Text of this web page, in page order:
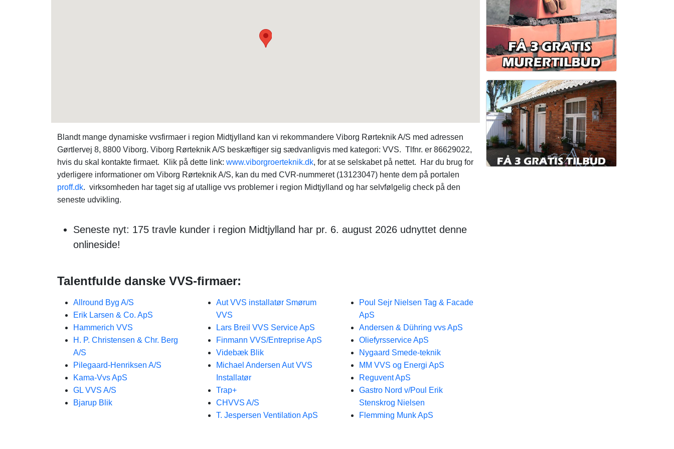
Blandt mange dynamiske vvsfirmaer i region Midtjylland kan vi rekommandere Viborg Rørteknik A/S med adressen
Gørtlervej 8, 8800 Viborg. Viborg Rørteknik A/S beskæftiger sig sædvanligvis med kategori: VVS. Tlfnr. er 86629022,
hvis du skal kontakte firmaet. Klik på dette link: www.viborgroerteknik.dk, for at se selskabet på nettet. Har du brug for
yderligere informationer om Viborg Rørteknik A/S, kan du med CVR-nummeret (13123047) hente dem på portalen
proff.dk. virksomheden har taget sig af utallige vvs problemer i region Midtjylland og har selvfølgelig check på den
seneste udvikling.
Seneste nyt: 175 travle kunder i region Midtjylland har pr. 6. august 2026 udnyttet denne
onlineside!
Talentfulde danske VVS-firmaer:
Allround Byg A/S
Erik Larsen & Co. ApS
Hammerich VVS
H. P. Christensen & Chr. Berg
A/S
Pilegaard-Henriksen A/S
Kama-Vvs ApS
GL VVS A/S
Bjarup Blik
Aut VVS installatør Smørum
VVS
Lars Breil VVS Service ApS
Finmann VVS/Entreprise ApS
Videbæk Blik
Michael Andersen Aut VVS
Installatør
Trap+
CHVVS A/S
T. Jespersen Ventilation ApS
Poul Sejr Nielsen Tag & Facade
ApS
Andersen & Dühring vvs ApS
Oliefyrsservice ApS
Nygaard Smede-teknik
MM VVS og Energi ApS
Reguvent ApS
Gastro Nord v/Poul Erik
Stenskrog Nielsen
Flemming Munk ApS